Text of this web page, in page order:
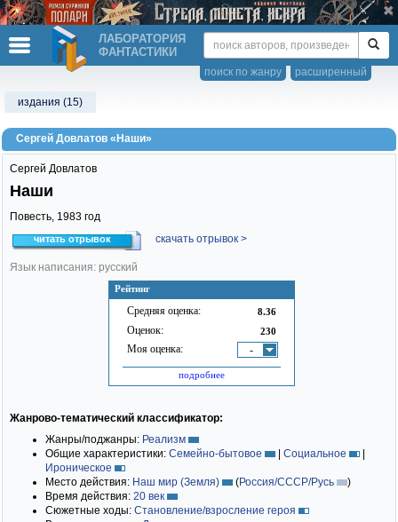
ЛАБОРАТОРИЯ
ФАНТАСТИКИ
расширенный
поиск по жанру
издания (15)
Сергей Довлатов «Наши»
Рейтинг
Средняя оценка: 8.36
Оценок: 230
Моя оценка: -
подробнее
Сергей Довлатов
Наши
Повесть, 1983 год
читать отрывок скачать отрывок >
Язык написания: русский
Жанрово-тематический классификатор:
Жанры/поджанры: Реализм
Общие характеристики: Семейно-бытовое | Социальное
|
Ироническое
Место действия: Наш мир (Земля) (Россия/СССР/Русь
)
Время действия: 20 век
Сюжетные ходы: Становление/взросление героя